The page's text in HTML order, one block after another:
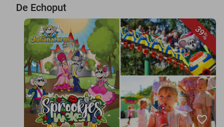
De Echoput
39%
favorite_border